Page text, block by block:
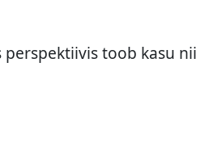
toob kasu nii